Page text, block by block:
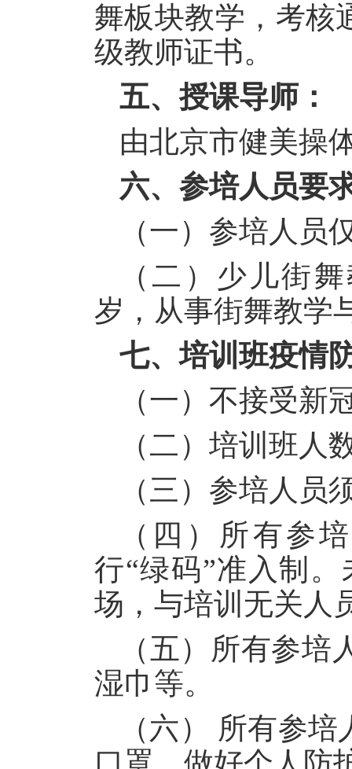
舞板块教学，考核
级教师证书。
五、授课导师：
由北京市健美操
六、参培人员要
（一）参培人员
（二）少儿街
岁，从事街舞教学
七、培训班疫情
（一）不接受新
（二）培训班人
（三）参培人员
（四）所有参
行“绿码”准入制
场，与培训无关人
（五）所有参
湿巾等。
（六） 所有参